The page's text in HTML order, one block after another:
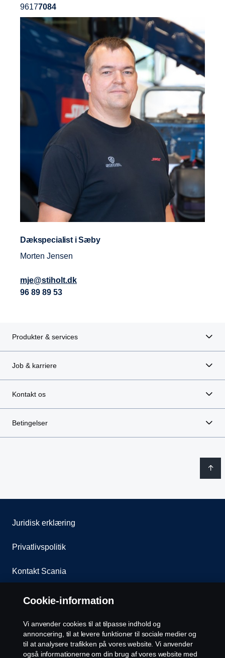
96177084
Dækspecialist i Sæby
Morten Jensen
mje@stiholt.dk
96 89 89 53
Produkter & services
Job & karriere
Kontakt os
Betingelser
Juridisk erklæring
Privatlivspolitik
Kontakt Scania
Whistleblowing
Assistance nummer
Cookie policy
Cookie-information
Vi anvender cookies til at tilpasse indhold og
annoncering, til at levere funktioner til sociale medier og
til at analysere trafikken på vores website. Vi anvender
også informationerne om din brug af vores website med